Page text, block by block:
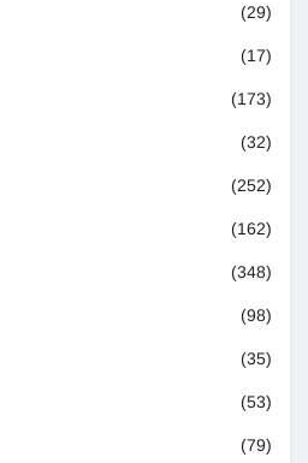
(29)
(17)
(173)
(32)
(252)
(162)
(348)
(98)
(35)
(53)
(79)